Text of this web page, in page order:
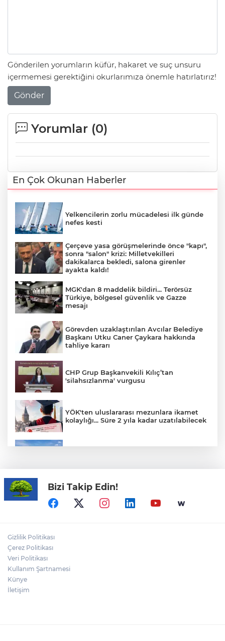
Gönderilen yorumların küfür, hakaret ve suç unsuru
içermemesi gerektiğini okurlarımıza önemle hatırlatırız!
Gönder
Yorumlar (0)
En Çok Okunan Haberler
Yelkencilerin zorlu mücadelesi ilk günde
nefes kesti
Çerçeve yasa görüşmelerinde önce "kapı",
sonra "salon" krizi: Milletvekilleri
dakikalarca bekledi, salona girenler
ayakta kaldı!
MGK'dan 8 maddelik bildiri... Terörsüz
Türkiye, bölgesel güvenlik ve Gazze
mesajı
Görevden uzaklaştırılan Avcılar Belediye
Başkanı Utku Caner Çaykara hakkında
tahliye kararı
CHP Grup Başkanvekili Kılıç’tan
'silahsızlanma' vurgusu
YÖK'ten uluslararası mezunlara ikamet
kolaylığı... Süre 2 yıla kadar uzatılabilecek
Yapay zekada onlarca uygulamanın
yerini tek asistan alabilir
ALİ BEKTAN yazdı: "ABD Türkiye’yi
Bizi Takip Edin!
Gizlilik Politikası
Çerez Politikası
Veri Politikası
Kullanım Şartnamesi
Künye
İletişim